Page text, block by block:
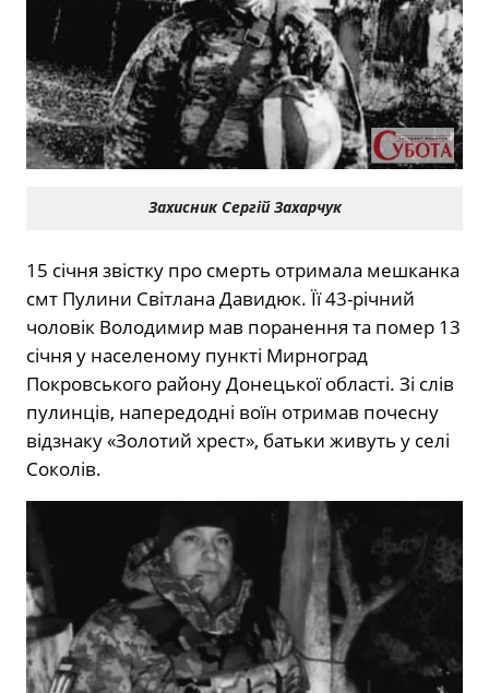
Захисник Сергій Захарчук
15 січня звістку про смерть отримала мешканка
смт Пулини Світлана Давидюк. Її 43-річний
чоловік Володимир мав поранення та помер 13
січня у населеному пункті Мирноград
Покровського району Донецької області. Зі слів
пулинців, напередодні воїн отримав почесну
відзнаку «Золотий хрест», батьки живуть у селі
Соколів.